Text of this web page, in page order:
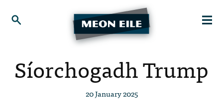
Síorchogadh Trump
20 January 2025